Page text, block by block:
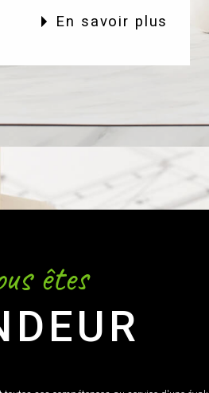
en savoir plus
êtes